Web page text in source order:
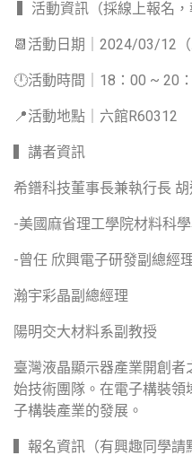
▍活動資訊（採線上報名
📆活動日期｜2024/03/12（
🕛活動時間｜18：00 ~ 20
📍活動地點｜六館R60312
▍講者資訊
希鐠科技董事長兼執行長
-美國麻省理工學院材料科
-曾任 欣興電子研發副總經
瀚宇彩晶副總經理
陽明交大材料系副教授
臺灣液晶顯示器產業開創者
始技術團隊。在電子構裝
子構裝產業的發展。
▍報名資訊（有興趣同學請